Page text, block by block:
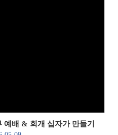
예배 & 회개 십자가 만들기